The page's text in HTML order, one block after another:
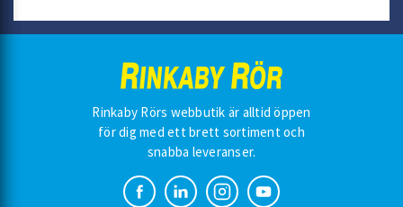
Rinkaby Rörs webbutik är alltid öppen
för dig med ett brett sortiment och
snabba leveranser.